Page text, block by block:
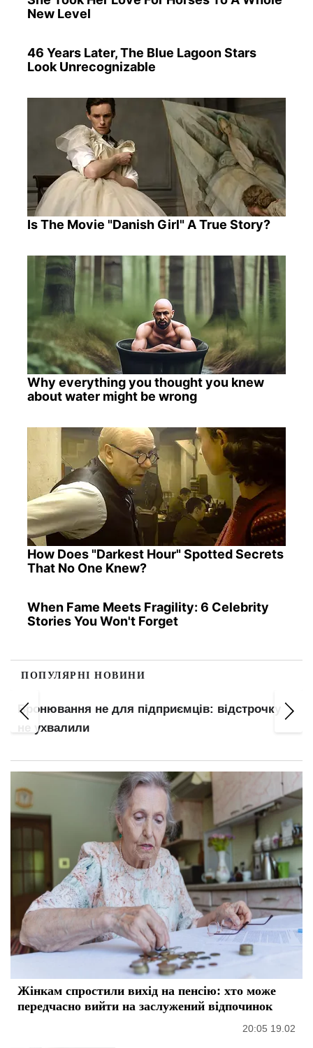
New Level
46 Years Later, The Blue Lagoon Stars
Look Unrecognizable
Is The Movie "Danish Girl" A True Story?
Why everything you thought you knew
about water might be wrong
How Does "Darkest Hour" Spotted Secrets
That No One Knew?
When Fame Meets Fragility: 6 Celebrity
Stories You Won't Forget
ПОПУЛЯРНІ НОВИНИ
Бронювання не для підприємців: відстрочку
не ухвалили
Жінкам спростили вихід на пенсію: хто може
передчасно вийти на заслужений відпочинок
20:05 19.02